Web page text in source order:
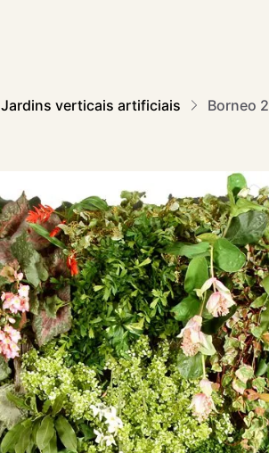
Jardins verticais artificiais Borneo 2